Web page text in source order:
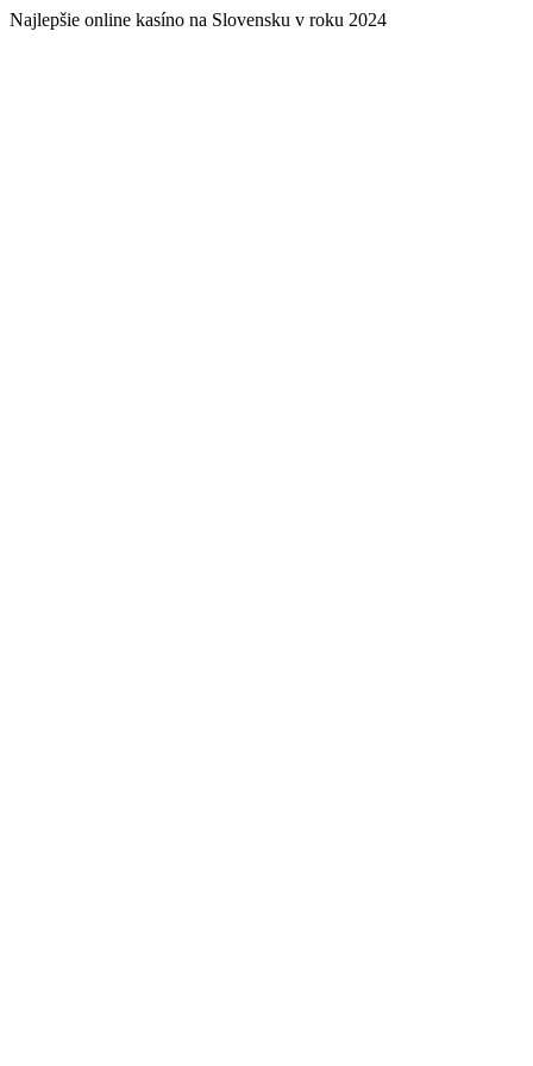
Najlepšie online kasíno na Slovensku v roku 2024